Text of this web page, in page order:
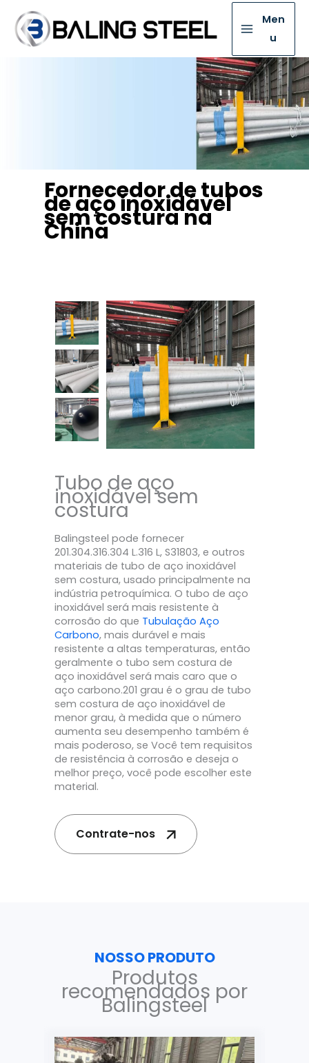
Men
u
Fornecedor de tubos
de aço inoxidável
sem costura na
China
Tubo de aço
inoxidável sem
costura
Balingsteel pode fornecer
201.304.316.304 L.316 L, S31803, e outros
materiais de tubo de aço inoxidável
sem costura, usado principalmente na
indústria petroquímica. O tubo de aço
inoxidável será mais resistente à
corrosão do que Tubulação Aço
Carbono, mais durável e mais
resistente a altas temperaturas, então
geralmente o tubo sem costura de
aço inoxidável será mais caro que o
aço carbono.201 grau é o grau de tubo
sem costura de aço inoxidável de
menor grau, à medida que o número
aumenta seu desempenho também é
mais poderoso, se Você tem requisitos
de resistência à corrosão e deseja o
melhor preço, você pode escolher este
material.
Contrate-nos
NOSSO PRODUTO
Produtos
recomendados por
Balingsteel